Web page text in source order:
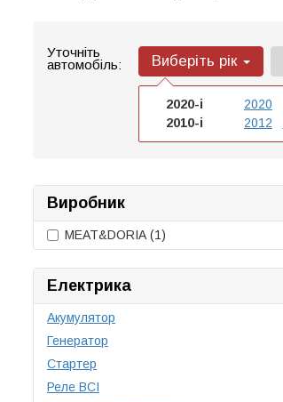
Уточніть
автомобіль:
Виберіть рік
2020-і
2020
2010-і
2012
Виробник
MEAT&DORIA (1)
Електрика
Акумулятор
Генератор
Стартер
Реле ВСІ